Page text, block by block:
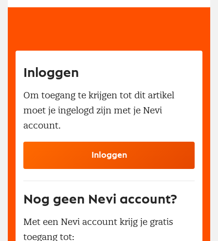
Inloggen
Om toegang te krijgen tot dit artikel
moet je ingelogd zijn met je Nevi
account.
Inloggen
Nog geen Nevi account?
Met een Nevi account krijg je gratis
toegang tot: